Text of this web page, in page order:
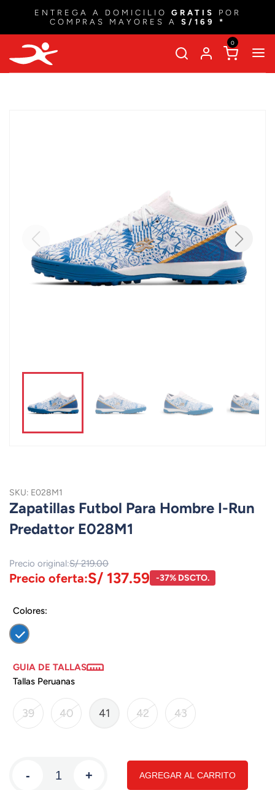
ENTREGA A DOMICILIO GRATIS
POR
COMPRAS MAYORES A S/169 *
0
SKU: E028M1
Zapatillas Futbol Para Hombre I-Run
Predattor E028M1
Precio original:S/ 219.00
Precio oferta:S/ 137.59 -37% DSCTO.
Colores:
GUIA DE TALLAS
Tallas Peruanas
39 40 41 42 43
- + AGREGAR AL CARRITO